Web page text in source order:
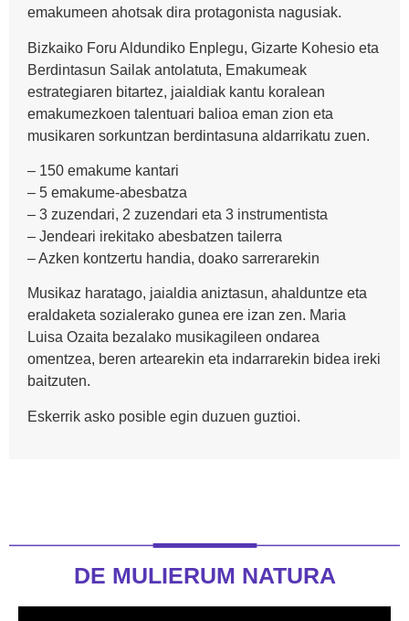
emakumeen ahotsak dira protagonista nagusiak.
Bizkaiko Foru Aldundiko Enplegu, Gizarte Kohesio eta
Berdintasun Sailak antolatuta, Emakumeak
estrategiaren bitartez, jaialdiak kantu koralean
emakumezkoen talentuari balioa eman zion eta
musikaren sorkuntzan berdintasuna aldarrikatu zuen.
– 150 emakume kantari
– 5 emakume-abesbatza
– 3 zuzendari, 2 zuzendari eta 3 instrumentista
– Jendeari irekitako abesbatzen tailerra
– Azken kontzertu handia, doako sarrerarekin
Musikaz haratago, jaialdia aniztasun, ahalduntze eta
eraldaketa sozialerako gunea ere izan zen. Maria
Luisa Ozaita bezalako musikagileen ondarea
omentzea, beren artearekin eta indarrarekin bidea ireki
baitzuten.
Eskerrik asko posible egin duzuen guztioi.
DE MULIERUM NATURA